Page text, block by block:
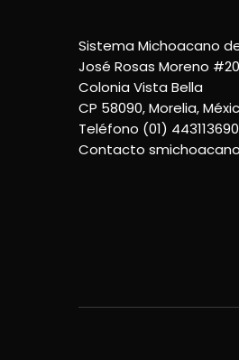
Sistema Michoacano
José Rosas Moreno
Colonia Vista Bella
CP 58090, Morelia,
Teléfono (01)
Contacto